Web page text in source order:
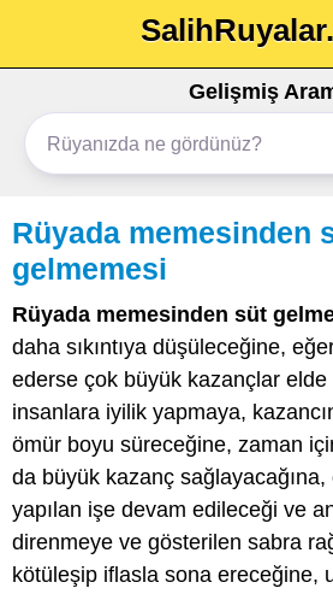
Gelişmiş
Rüyada memesinden
gelmemesi
Rüyada memesinden süt
daha sıkıntıya düşüleceğine,
ederse çok büyük kazançlar elde
insanlara iyilik yapmaya,
ömür boyu süreceğine, zaman
da büyük kazanç sağlayacağına,
yapılan işe devam edileceği ve
direnmeye ve gösterilen sabra
kötüleşip iflasla sona ereceğine,